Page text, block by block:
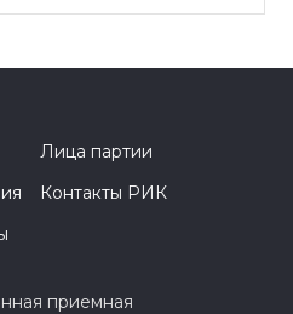
Лица партии
Контакты РИК
приемная